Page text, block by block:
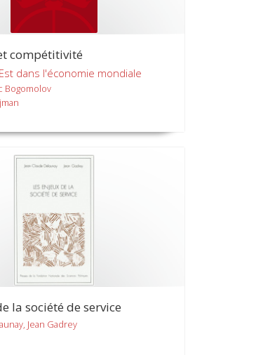
compétitivité
dans l'économie mondiale
Bogomolov
la société de service
Jean Gadrey